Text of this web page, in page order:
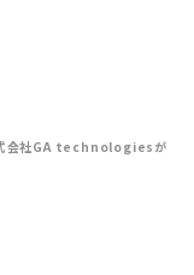
会社GA technologiesが